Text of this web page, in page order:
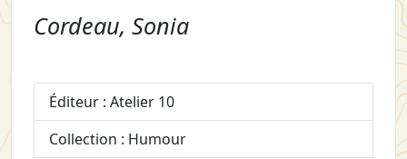
Cordeau, Sonia
Éditeur : Atelier 10
Collection : Humour